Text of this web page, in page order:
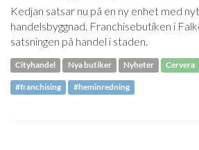
Kedjan satsar nu på en ny enhet med
handelsbyggnad. Franchisebutiken i
satsningen på handel i staden.
Cityhandel Nya butiker Nyheter Cervera
#franchising #heminredning